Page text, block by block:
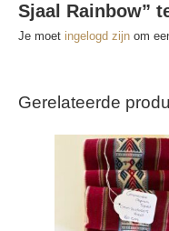
Sjaal Rainbow”
Je moet ingelogd zijn om
Gerelateerde